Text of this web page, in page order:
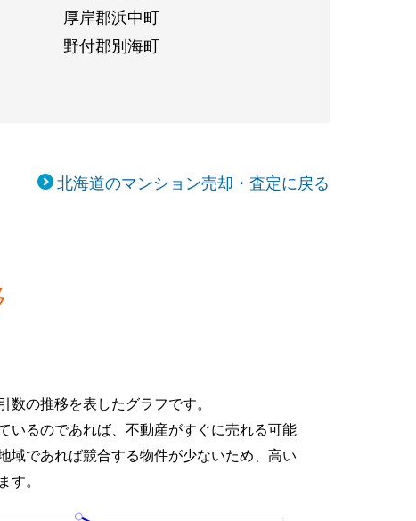
厚岸郡浜中町
野付郡別海町
北海道のマンション売却・査定に戻る
の推移を表したグラフです。
いるのであれば、不動産がすぐに売れる可能
域であれば競合する物件が少ないため、高い
。